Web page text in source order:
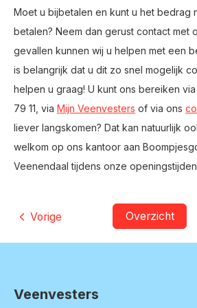
Moet u bijbetalen en kunt u het bedrag
betalen? Neem dan gerust contact met
gevallen kunnen wij u helpen met een
is belangrijk dat u dit zo snel mogelijk
helpen u graag! U kunt ons bereiken
79 11, via Mijn Veenvesters of via ons
liever langskomen? Dat kan natuurlijk
welkom op ons kantoor aan
Veenendaal tijdens onze
Overzicht
Vorige
Contactinformatie
Veenvesters